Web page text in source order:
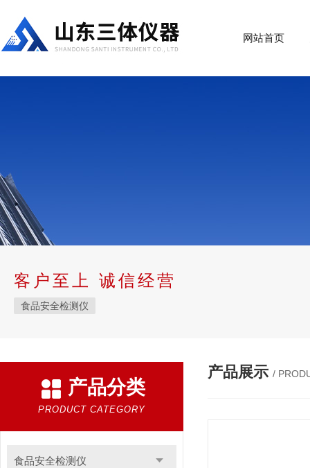
网站首页
客户至上 诚信经营
食品安全检测仪
产品分类
PRODUCT CATEGORY
食品安全检测仪
产品展示 /